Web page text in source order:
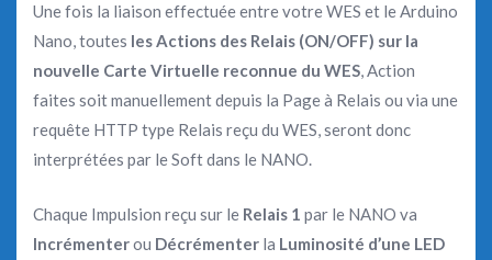
Une fois la liaison effectuée entre votre WES et le Arduino
Nano, toutes les Actions des Relais (ON/OFF) sur la
nouvelle Carte Virtuelle reconnue du WES, Action
faites soit manuellement depuis la Page à Relais ou via une
requête HTTP type Relais reçu du WES, seront donc
interprétées par le Soft dans le NANO.
Chaque Impulsion reçu sur le Relais 1 par le NANO va
Incrémenterou Décrémenter la Luminosité d’une LED